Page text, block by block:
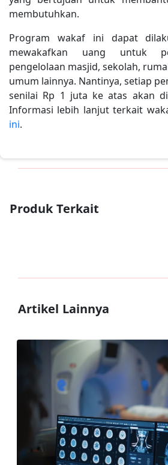
membutuhkan.
Program wakaf ini dapat
mewakafkan uang untuk
pengelolaan masjid, sekolah,
umum lainnya. Nantinya, setiap
senilai Rp 1 juta ke atas akan
Informasi lebih lanjut terkait
ini.
Produk Terkait
Artikel Lainnya